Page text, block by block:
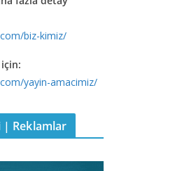
biz-kimiz/
için:
yayin-amacimiz/
| Reklamlar